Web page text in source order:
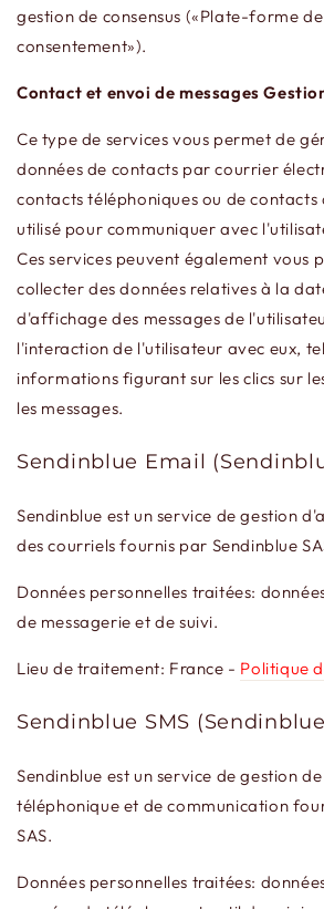
gestion de consensus («Plate-forme
consentement»).
Contact et envoi de messages
Ce type de services vous permet de
données de contacts par courrier
contacts téléphoniques ou de
utilisé pour communiquer avec
Ces services peuvent également vous
collecter des données relatives à la
d'affichage des messages de
l'interaction de l'utilisateur avec eux,
informations figurant sur les clics sur
les messages.
Sendinblue Email
Sendinblue est un service de gestion
des courriels fournis par Sendinblue
Données personnelles traitées:
de messagerie et de suivi.
Lieu de traitement: France - Politique
Sendinblue SMS (Sendinblue
Sendinblue est un service de gestion
téléphonique et de communication
SAS.
Données personnelles traitées: